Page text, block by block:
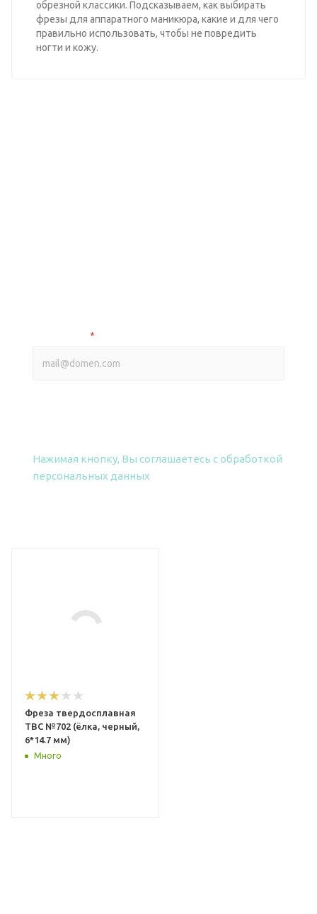
обрезной классики. Подсказываем, как выбирать
фрезы для аппаратного маникюра, какие и для чего
правильно использовать, чтобы не повредить
ногти и кожу.
*
Нажимая кнопку, Вы соглашаетесь с обработкой
персональных данных
Фреза твердосплавная
ТВС №702 (ёлка, черный,
6*14.7 мм)
Много